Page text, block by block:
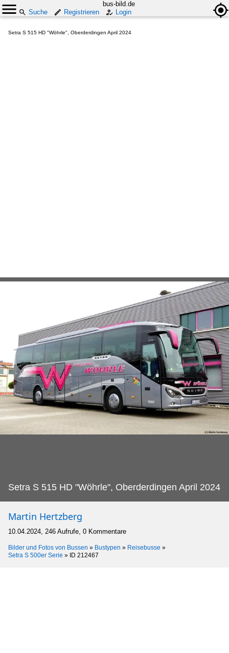
bus-bild.de
Suche
Registrieren Login
Setra S 515 HD "Wöhrle", Oberderdingen April 2024
Setra S 515 HD "Wöhrle", Oberderdingen April 2024
Martin Hertzberg
10.04.2024, 246 Aufrufe, 0 Kommentare
Bilder und Fotos von Bussen » Bustypen » Reisebusse »
Setra S 500er Serie » ID 212467